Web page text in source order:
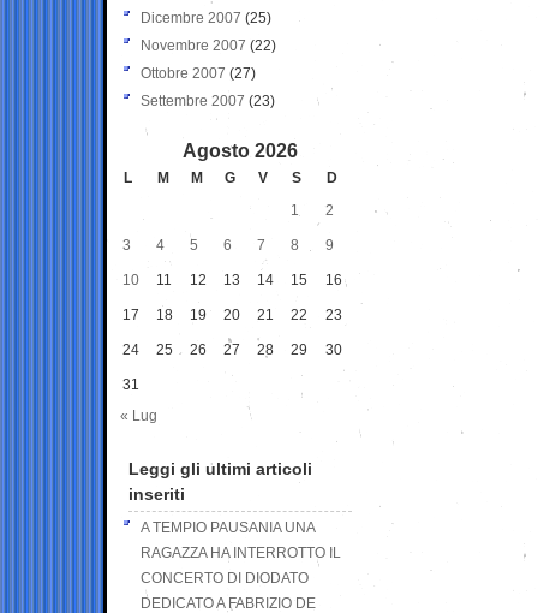
Dicembre 2007 (25)
Novembre 2007 (22)
Ottobre 2007 (27)
Settembre 2007 (23)
Agosto 2026
L M M G V S
D
1
2
3 4 5 6 7 8 9
10 11 12 13 14 15 16
17 18 19 20 21 22 23
24 25 26 27 28 29 30
31
« Lug
Leggi gli ultimi articoli
inseriti
A TEMPIO PAUSANIA UNA
RAGAZZA HA INTERROTTO IL
CONCERTO DI DIODATO
DEDICATO A FABRIZIO DE